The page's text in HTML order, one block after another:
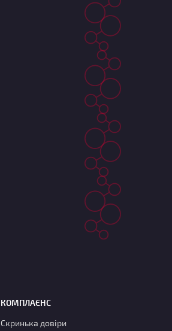
КОМПЛАЄНС
Скринька довіри